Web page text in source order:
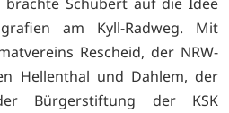
am Kyll-Radweg. Mit
Rescheid, der NRW-
Hellenthal und Dahlem, der
Bürgerstiftung der KSK